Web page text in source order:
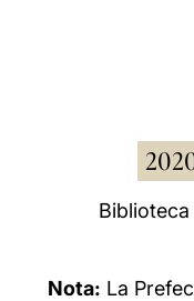
Nota: La